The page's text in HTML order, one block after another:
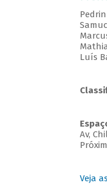
Luís
Av,
Veja